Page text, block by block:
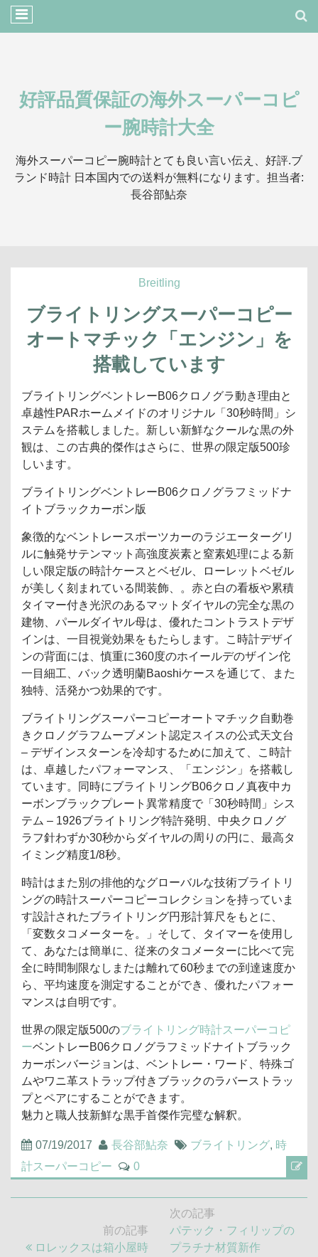
好評品質保証の海外スーパーコピ
ー腕時計大全
海外スーパーコピー腕時計とても良い言い伝え、好評.ブ
ランド時計 日本国内での送料が無料になります。担当者:
長谷部鮎奈
Breitling
ブライトリングスーパーコピー
オートマチック「エンジン」を
搭載しています
ブライトリングベントレーB06クロノグラ動き理由と
卓越性PARホームメイドのオリジナル「30秒時間」シ
ステムを搭載しました。新しい新鮮なクールな黒の外
観は、この古典的傑作はさらに、世界の限定版500珍
しいます。
ブライトリングベントレーB06クロノグラフミッドナ
イトブラックカーボン版
象徴的なベントレースポーツカーのラジエーターグリ
ルに触発サテンマット高強度炭素と窒素処理による新
しい限定版の時計ケースとベゼル、ローレットベゼル
が美しく刻まれている間装飾、。赤と白の看板や累積
タイマー付き光沢のあるマットダイヤルの完全な黒の
建物、パールダイヤル母は、優れたコントラストデザ
インは、一目視覚効果をもたらします。こ時計デザイ
ンの背面には、慎重に360度のホイールデのザイン佗
一目細工、バック透明蘭Baoshiケースを通じて、また
独特、活発かつ効果的です。
ブライトリングスーパーコピーオートマチック自動巻
きクロノグラフムーブメント認定スイスの公式天文台
– デザインスターンを冷却するために加えて、こ時計
は、卓越したパフォーマンス、「エンジン」を搭載し
ています。同時にブライトリングB06クロノ真夜中カ
ーボンブラックプレート異常精度で「30秒時間」シス
テム – 1926ブライトリング特許発明、中央クロノグ
ラフ針わずか30秒からダイヤルの周りの円に、最高タ
イミング精度1/8秒。
時計はまた別の排他的なグローバルな技術ブライトリ
ングの時計スーパーコピーコレクションを持っていま
す設計されたブライトリング円形計算尺をもとに、
「変数タコメーターを。」そして、タイマーを使用し
て、あなたは簡単に、従来のタコメーターに比べて完
全に時間制限なしまたは離れて60秒までの到達速度か
ら、平均速度を測定することができ、優れたパフォー
マンスは自明です。
世界の限定版500のブライトリング時計スーパーコピ
ーベントレーB06クロノグラフミッドナイトブラック
カーボンバージョンは、ベントレー・ワード、特殊ゴ
ムやワニ革ストラップ付きブラックのラバーストラッ
プとペアにすることができます。
魅力と職人技新鮮な黒手首傑作完璧な解釈。
07/19/2017 長谷部鮎奈 ブライトリング, 時
計スーパーコピー
0
前の記事
前 ロレックスは箱小屋時
次の記事
次
の
パテック・フィリップの
プラチナ材質新作